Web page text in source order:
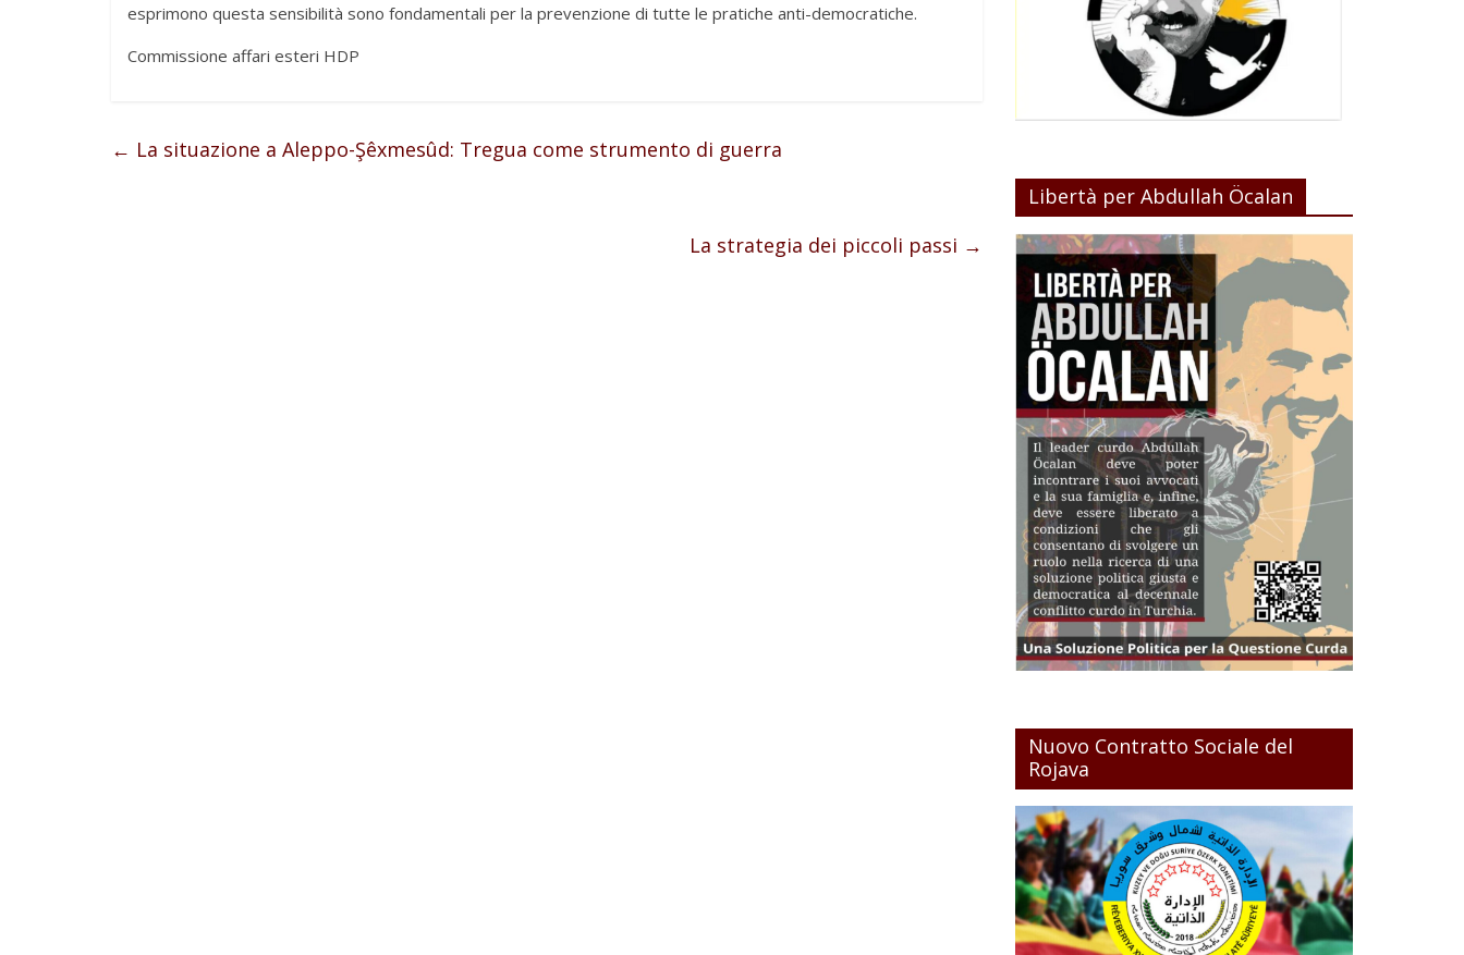
esprimono questa sensibilità sono fondamentali per la prevenzione di tutte le pratiche anti-democratiche.
Commissione affari esteri HDP
← La situazione a Aleppo-Şêxmesûd: Tregua come strumento di guerra
La strategia dei piccoli passi →
Libertà per Abdullah Öcalan
Nuovo Contratto Sociale del
Rojava